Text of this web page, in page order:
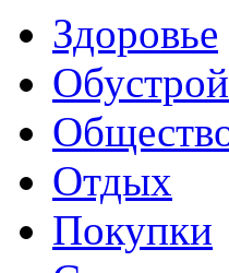
Здоровье
Отдых
Покупки